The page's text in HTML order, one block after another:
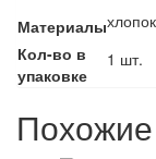
Материалыхлопок
Кол-во в
упаковке
1 шт.